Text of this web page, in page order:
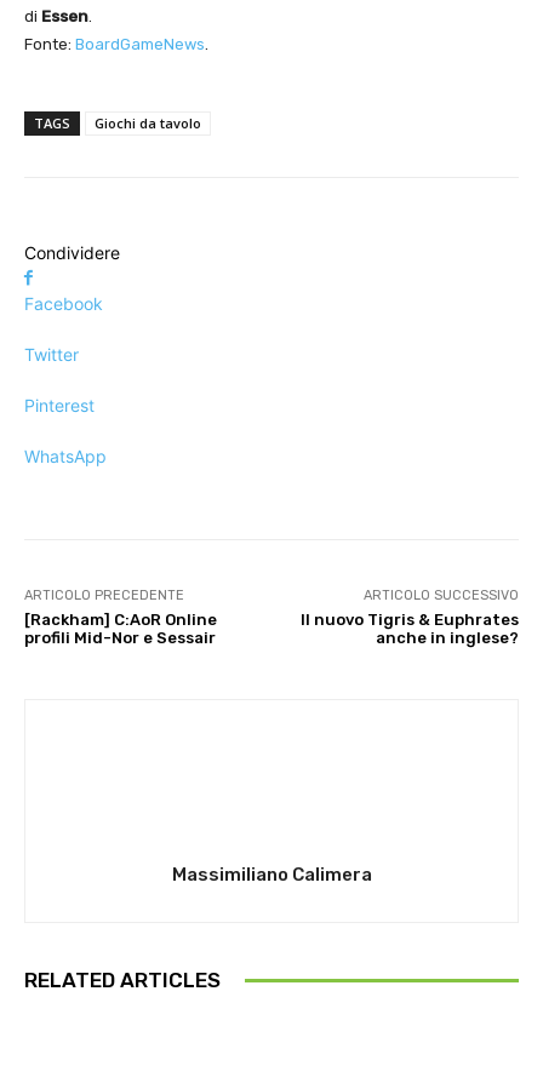
di Essen.
Fonte: BoardGameNews.
TAGS Giochi da tavolo
Condividere
Facebook
Twitter
Pinterest
WhatsApp
ARTICOLO PRECEDENTE
[Rackham] C:AoR Online
profili Mid-Nor e Sessair
ARTICOLO SUCCESSIVO
Il nuovo Tigris & Euphrates
anche in inglese?
Massimiliano Calimera
RELATED ARTICLES